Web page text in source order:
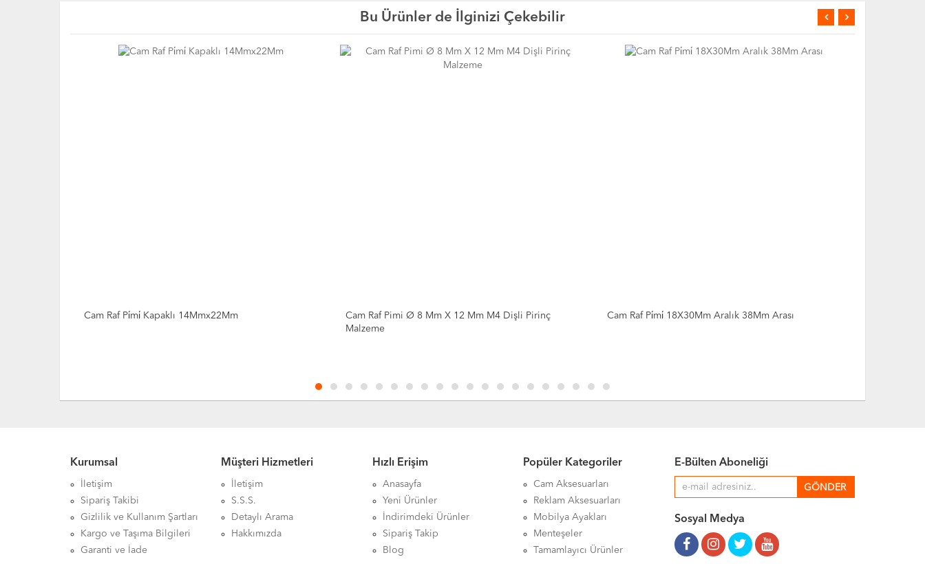
Bu Ürünler de İlginizi Çekebilir
Cam Raf Pi̇mi̇ Kapaklı 14Mmx22Mm
Cam Raf Pimi Ø 8 Mm X 12 Mm M4 Dişli Pirinç
Malzeme
Cam Raf Pi̇mi̇ 18X30Mm Aralık 38Mm Arası
Kurumsal
İletişim
Sipariş Takibi
Gizlilik ve Kullanım Şartları
Kargo ve Taşıma Bilgileri
Garanti ve İade
Müşteri Hizmetleri
İletişim
S.S.S.
Detaylı Arama
Hakkımızda
Hızlı Erişim
Anasayfa
Yeni Ürünler
İndirimdeki Ürünler
Sipariş Takip
Blog
Popüler Kategoriler
Cam Aksesuarları
Reklam Aksesuarları
Mobilya Ayakları
Menteşeler
Tamamlayıcı Ürünler
E-Bülten Aboneliği
Sosyal Medya